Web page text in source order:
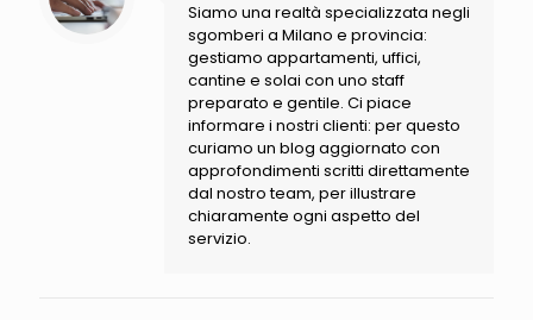
Siamo una realtà specializzata negli
sgomberi a Milano e provincia:
gestiamo appartamenti, uffici,
cantine e solai con uno staff
preparato e gentile. Ci piace
informare i nostri clienti: per questo
curiamo un blog aggiornato con
approfondimenti scritti direttamente
dal nostro team, per illustrare
chiaramente ogni aspetto del
servizio.